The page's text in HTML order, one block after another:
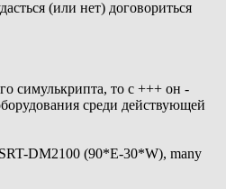
(или нет) договориться
симулькрипта, то с +++ он -
среди действующей
DM2100 (90*E-30*W), many